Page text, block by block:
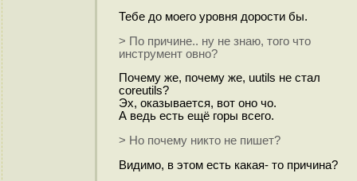
Тебе до моего уровня дорости бы.
> По причине.. ну не знаю, того что
инструмент овно?
Почему же, почему же, uutils не стал
coreutils?
Эх, оказывается, вот оно чо.
А ведь есть ещё горы всего.
> Но почему никто не пишет?
Видимо, в этом есть какая- то причина?